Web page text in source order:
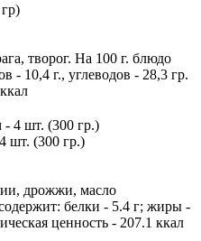
творог. На 100 г. блюдо
- 10,4 г., углеводов - 28,3 гр.
шт. (300 гр.)
дрожжи, масло
белки - 5.4 г; жиры -
ценность - 207.1 ккал